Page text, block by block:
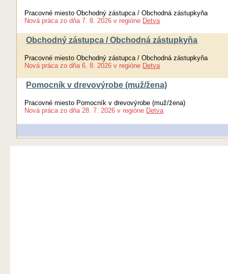
Pracovné miesto Obchodný zástupca / Obchodná zástupkyňa
Nová práca zo dňa 7. 8. 2026 v regióne Detva
Obchodný zástupca / Obchodná zástupkyňa
Pracovné miesto Obchodný zástupca / Obchodná zástupkyňa
Nová práca zo dňa 6. 8. 2026 v regióne Detva
Pomocník v drevovýrobe (muž/žena)
Pracovné miesto Pomocník v drevovýrobe (muž/žena)
Nová práca zo dňa 28. 7. 2026 v regióne Detva